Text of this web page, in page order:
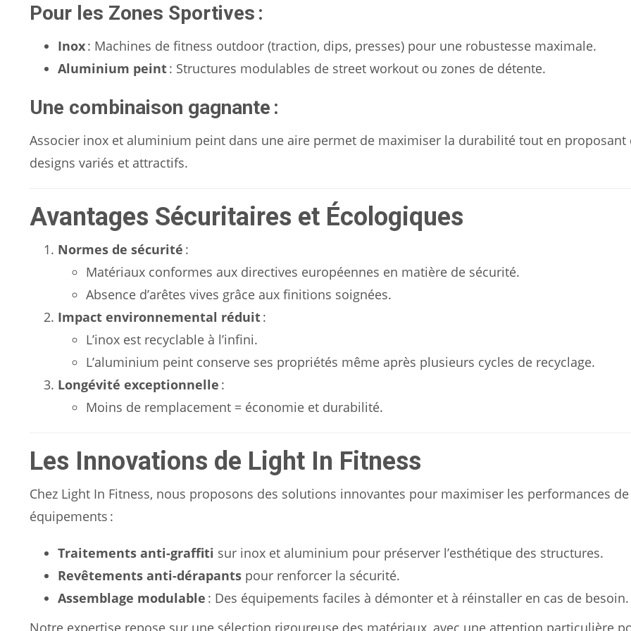
Pour les Zones Sportives :
Inox: Machines de fitness outdoor (traction, dips, presses) pour une robustesse maximale.
Aluminium peint: Structures modulables de street workout ou zones de détente.
Une combinaison gagnante :
Associer inox et aluminium peint dans une aire permet de maximiser la durabilité tout en proposant
designs variés et attractifs.
Avantages Sécuritaires et Écologiques
Normes de sécurité :
Matériaux conformes aux directives européennes en matière de sécurité.
Absence d’arêtes vives grâce aux finitions soignées.
Impact environnemental réduit:
L’inox est recyclable à l’infini.
L’aluminium peint conserve ses propriétés même après plusieurs cycles de recyclage.
Longévité exceptionnelle :
Moins de remplacement = économie et durabilité.
Les Innovations de Light In Fitness
Chez Light In Fitness, nous proposons des solutions innovantes pour maximiser les performances
équipements :
Traitements anti-graffiti sur inox et aluminium pour préserver l’esthétique des structures.
Revêtements anti-dérapants pour renforcer la sécurité.
Assemblage modulable : Des équipements faciles à démonter et à réinstaller en cas de besoin.